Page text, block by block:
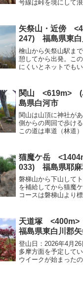
号線は峠を境にして
道とはなっているが
で村内は...
矢祭山・近傍
247) 福島県東白
檜山から矢祭山駅ま
憩してから出発。こ
にくいとネットでも
い橋、左に広い幅の
の広い幅の階段50mほ
関山 <619m>
島県白河市
関山は山頂に神社が
側からの周回で歩け
この道は車道（林道
山口（内松コース）
して駐車場があり、
猫魔ケ岳
033) 福島県耶麻
磐梯山から下山して
を補給してから猫魔
コースは磐梯山より
らは磐梯山と同様に
びりと歩いていく。
天道塚
福島県東白川郡
登山日：2026年4月
多摩方面を予定して
ウイークが始まった